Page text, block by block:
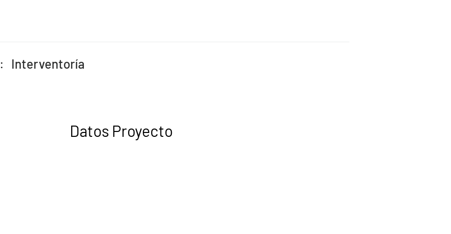
Interventoría
Datos Proyecto